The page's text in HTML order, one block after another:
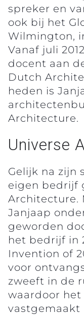
spreker en
ook bij het
Wilmington,
Vanaf juli
docent aan
Dutch
heden is
Architecture.
Universe
Gelijk na zijn
eigen bedrijf
Architecture.
Janjaap
geworden
het bedrijf in
Invention of
voor
zweeft in de
waardoor het
vastgemaakt